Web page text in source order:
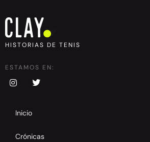
HISTORIAS DE TENIS
ESTAMOS EN:
Inicio
Crónicas